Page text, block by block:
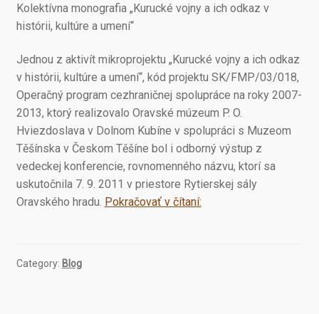
Kolektívna monografia „Kurucké vojny a ich odkaz v
histórii, kultúre a umení“
Jednou z aktivít mikroprojektu „Kurucké vojny a ich odkaz
v histórii, kultúre a umení“, kód projektu SK/FMP/03/018,
Operačný program cezhraničnej spolupráce na roky 2007-
2013, ktorý realizovalo Oravské múzeum P. O.
Hviezdoslava v Dolnom Kubíne v spolupráci s Muzeom
Těšínska v Českom Těšíne bol i odborný výstup z
vedeckej konferencie, rovnomenného názvu, ktorí sa
uskutočnila 7. 9. 2011 v priestore Rytierskej sály
Oravského hradu. Pokračovať v čítaní:Kurucké
Category: Blog